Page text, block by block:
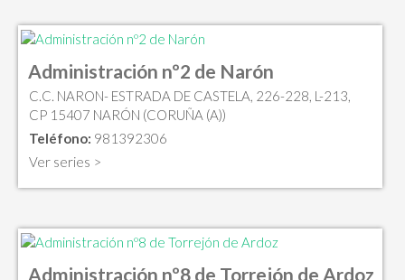
Administración nº2 de Narón
C.C. NARON- ESTRADA DE CASTELA, 226-228, L-213,
CP 15407 NARÓN (CORUÑA (A))
Teléfono: 981392306
Ver series >
Administración nº8 de Torrejón de Ardoz